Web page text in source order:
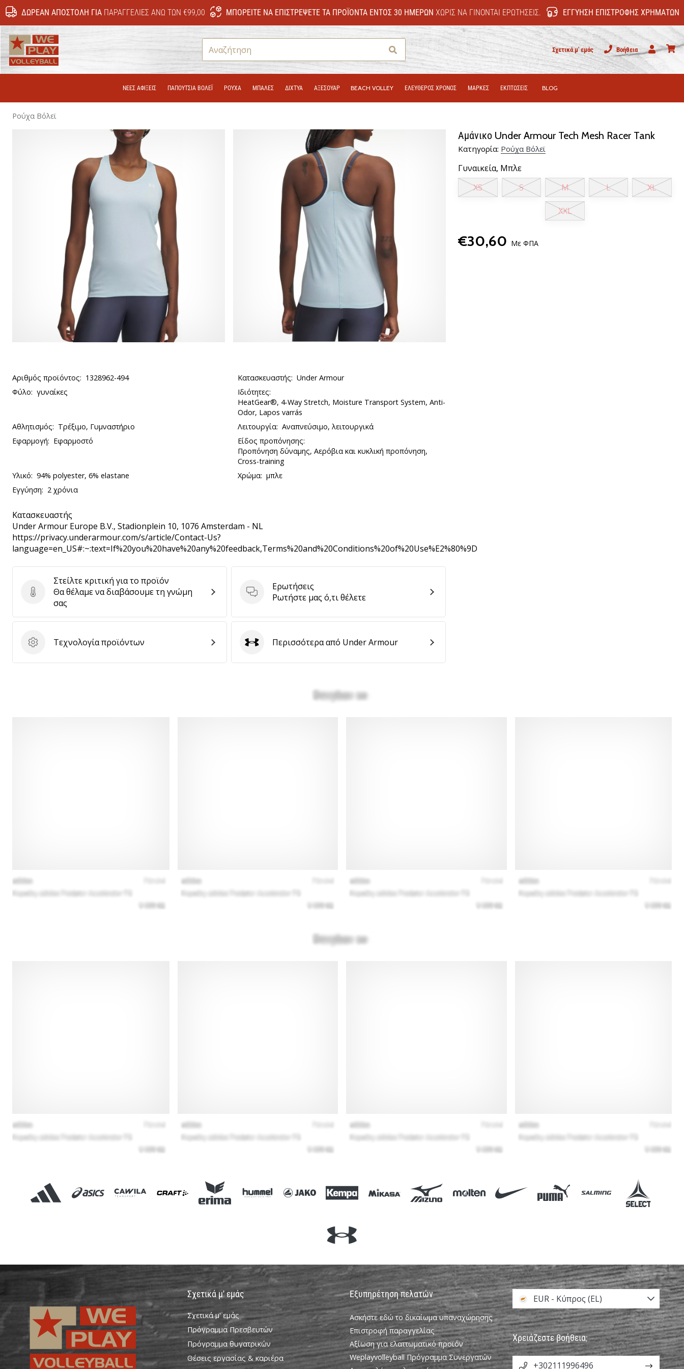
ΔΩΡΕΆΝ ΑΠΟΣΤΟΛΉ ΓΙΑΠΑΡΑΓΓΕΛΊΕΣ ΆΝΩ ΤΩΝ €99,00 ΜΠΟΡΕΊΤΕ ΝΑ ΕΠΙΣΤΡΈΨΕΤΕ ΤΑ ΠΡΟΪΌΝΤΑ ΕΝΤΌΣ 30 ΗΜΕΡΏΝ ΧΩΡΊΣ ΝΑ ΓΊΝΟΝΤΑΙ ΕΡΩΤΉΣΕΙΣ. ΕΓΓΎΗΣΗ ΕΠΙΣΤΡΟΦΉΣ ΧΡΗΜΆΤΩΝ
Αναζήτηση Σχετικά μ' εμάς
Βοήθεια
Χρήστης
ΝΕΕΣ ΑΦΙΞΕΙΣ ΠΑΠΟΎΤΣΙΑ ΒΌΛΕΪ ΡΟΎΧΑ ΜΠΑΛΕΣ ΔΊΧΤΥΑ ΑΞΕΣΟΥΑΡ BEACH VOLLEY ΕΛΕΥΘΕΡΟΣ ΧΡΟΝΟΣ ΜΑΡΚΕΣ ΕΚΠΤΩΣΕΙΣ BLOG
Ρούχα Βόλεϊ
Αμάνικο Under Armour Tech Mesh Racer Tank
Κατηγορία: Ρούχα Βόλεϊ
Γυναικεία, Μπλε
XS
S M L XL
XXL
€30,60 Με ΦΠΑ
Αριθμός προϊόντος: 1328962-494 Κατασκευαστής: Under Armour
Φύλο: γυναίκες
Ιδιότητες:
HeatGear®, 4-Way Stretch, Moisture Transport System, Anti-
Odor, Lapos varrás
Αθλητισμός: Τρέξιμο, Γυμναστήριο Λειτουργία: Αναπνεύσιμο, λειτουργικά
Εφαρμογή: Εφαρμοστό
Είδος προπόνησης:
Προπόνηση δύναμης, Αερόβια και κυκλική προπόνηση,
Cross-training
Υλικό: 94% polyester, 6% elastane Χρώμα: μπλε
Εγγύηση: 2 χρόνια
Κατασκευαστής
Under Armour Europe B.V., Stadionplein 10, 1076 Amsterdam - NL
https://privacy.underarmour.com/s/article/Contact-Us?
language=en_US#:~:text=If%20you%20have%20any%20feedback,Terms%20and%20Conditions%20of%20Use%E2%80%9D
Στείλτε κριτική για το προϊόν
Στείλτε κριτική για το προϊόν
Θα θέλαμε να διαβάσουμε τη γνώμη
σας
Ερωτήσεις
Ερωτήσεις
Ρωτήστε μας ό,τι θέλετε
Τεχνολογία προϊόντων
Τεχνολογία προϊόντων Under Armour
Περισσότερα από Under Armour
Σχετικά μ' εμάς
Σχετικά μ' εμάς
Πρόγραμμα Πρεσβευτών
Πρόγραμμα θυγατρικών
Θέσεις εργασίας & καριέρα
Εξυπηρέτηση πελατών
Ασκήστε εδώ το δικαίωμα υπαναχώρησης
Επιστροφή παραγγελίας
Αξίωση για ελαττωματικό προϊόν
Weplayvolleyball Πρόγραμμα Συνεργατών
EUR - Κύπρος (EL)
Χρειάζεστε βοήθεια;
+302111996496